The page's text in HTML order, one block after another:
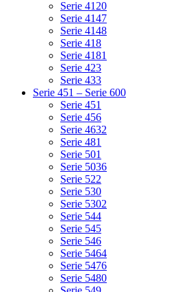
Serie 4120
Serie 4147
Serie 4148
Serie 418
Serie 4181
Serie 423
Serie 433
Serie 451 – Serie 600
Serie 451
Serie 456
Serie 4632
Serie 481
Serie 501
Serie 5036
Serie 522
Serie 530
Serie 5302
Serie 544
Serie 545
Serie 546
Serie 5464
Serie 5476
Serie 5480